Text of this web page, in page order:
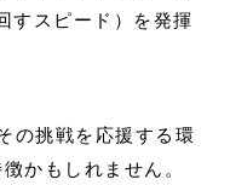
スピード）を発揮
の挑戦を応援する環
かもしれません。